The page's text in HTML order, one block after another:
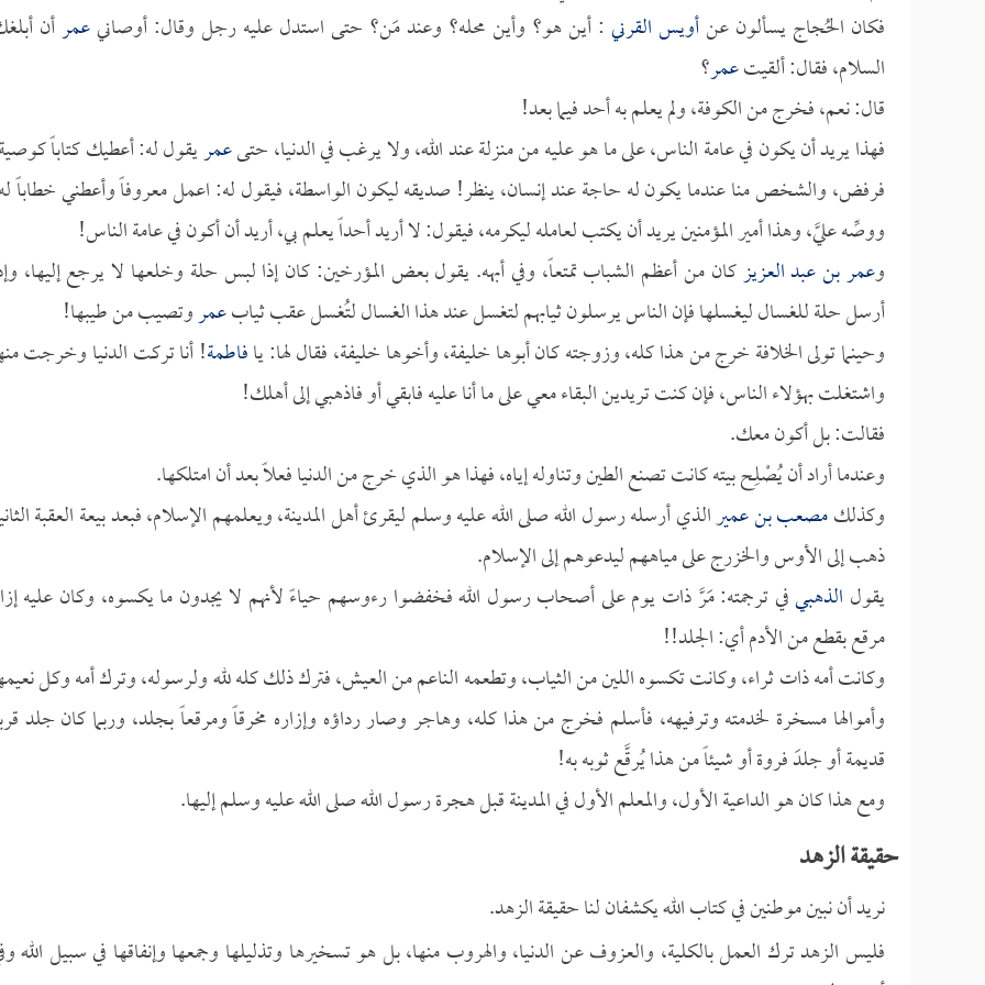
فكان الحُجاج يسألون عنأويس القرني : أين هو؟ وأين محله؟ وعند مَن؟ حتى استدل عليه رجل وقال: أوصانيعمرأن
السلام، فقال: ألقيتعمر؟
قال: نعم، فخرج من الكوفة، ولم يعلم به أحد فيما بعد!
فهذا يريد أن يكون في عامة الناس، على ما هو عليه من منزلة عند الله، ولا يرغب في الدنيا، حتىعمريقول له: أعطيك كتاباً
فرفض، والشخص منا عندما يكون له حاجة عند إنسان، ينظر! صديقه ليكون الواسطة، فيقول له: اعمل معروفاً وأعطني خطاباً
ووصِّه عليَّ، وهذا أمير المؤمنين يريد أن يكتب لعامله ليكرمه، فيقول: لا أريد أحداً يعلم بي، أريد أن أكون في عامة الناس!
وعمر بن عبد العزيزكان من أعظم الشباب تمتعاً، وفي أبهه. يقول بعض المؤرخين: كان إذا لبس حلة وخلعها لا يرجع إليها،
أرسل حلة للغسال ليغسلها فإن الناس يرسلون ثيابهم لتغسل عند هذا الغسال لتُغسل عقب ثيابعمروتصيب من طيبها!
وحينما تولى الخلافة خرج من هذا كله، وزوجته كان أبوها خليفة، وأخوها خليفة، فقال لها: يافاطمة! أنا تركت الدنيا وخرجت
واشتغلت بهؤلاء الناس، فإن كنت تريدين البقاء معي على ما أنا عليه فابقي أو فاذهبي إلى أهلك!
فقالت: بل أكون معك.
وعندما أراد أن يُصْلِح بيته كانت تصنع الطين وتناوله إياه، فهذا هو الذي خرج من الدنيا فعلاً بعد أن امتلكها.
وكذلكمصعب بن عميرالذي أرسله رسول الله صلى الله عليه وسلم ليقرئ أهل المدينة، ويعلمهم الإسلام، فبعد بيعة العقبة
ذهب إلى الأوس والخزرج على مياههم ليدعوهم إلى الإسلام.
يقول الذهبيفي ترجمته: مَرَّ ذات يوم على أصحاب رسول الله فخفضوا رءوسهم حياءً لأنهم لا يجدون ما يكسوه، وكان عليه
مرقع بقطع من الأدم أي: الجلد!!
وكانت أمه ذات ثراء، وكانت تكسوه اللين من الثياب، وتطعمه الناعم من العيش، فترك ذلك كله لله ولرسوله، وترك أمه وكل
وأموالها مسخرة لخدمته وترفيهه، فأسلم فخرج من هذا كله، وهاجر وصار رداؤه وإزاره مخرقاً ومرقعاً بجلد، وربما كان جلد
قديمة أو جلدَ فروة أو شيئاً من هذا يُرقَّع ثوبه به!
ومع هذا كان هو الداعية الأول، والمعلم الأول في المدينة قبل هجرة رسول الله صلى الله عليه وسلم إليها.
حقيقة الزهد
نريد أن نبين موطنين في كتاب الله يكشفان لنا حقيقة الزهد.
فليس الزهد ترك العمل بالكلية، والعزوف عن الدنيا، والهروب منها، بل هو تسخيرها وتذليلها وجمعها وإنفاقها في سبيل الله